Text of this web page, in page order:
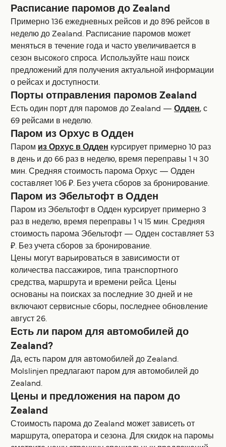
Расписание паромов до Zealand
Примерно 136 ежедневных рейсов и до 896 рейсов в
неделю до Zealand. Расписание паромов может
меняться в течение года и часто увеличивается в
сезон высокoго спроса. Используйте наш поиск
предложений для получения актуальной информации
о рейсах и доступности.
Порты отправления паромов Zealand
Есть один порт для паромов до Zealand — Одден, с
69 рейсами в неделю.
Паром из Орхус в Одден
Паром из Орхус в Одден курсирует примерно 10 раз
в день и до 66 раз в неделю, время переправы 1 ч 30
мин. Средняя стоимость парома Орхус — Одден
составляет 106 ₽. Без учета сборов за бронирование.
Паром из Эбельтофт в Одден
Паром из Эбельтофт в Одден курсирует примерно 3
раз в неделю, время переправы 1 ч 15 мин. Средняя
стоимость парома Эбельтофт — Одден составляет 53
₽. Без учета сборов за бронирование.
Цены могут варьироваться в зависимости от
количества пассажиров, типа транспортного
средства, маршрута и времени рейса. Цены
основаны на поисках за последние 30 дней и не
включают сервисные сборы, последнее обновление
август 26.
Есть ли паром для автомобилей до
Zealand?
Да, есть паром для автомобилей до Zealand.
Molslinjen предлагают паром для автомобилей до
Zealand.
Цены и предложения на паром до
Zealand
Стоимость парома до Zealand может зависеть от
маршрута, оператора и сезона. Для скидок на паромы